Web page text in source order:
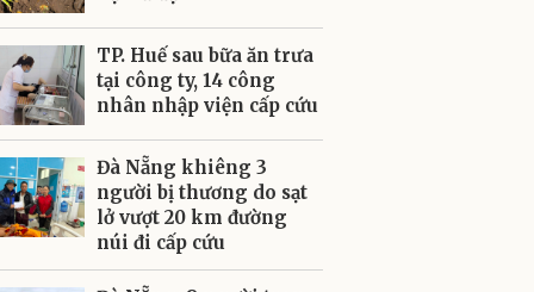
TP. Huế sau bữa ăn trưa
tại công ty, 14 công
nhân nhập viện cấp cứu
Đà Nẵng khiêng 3
người bị thương do sạt
lở vượt 20 km đường
núi đi cấp cứu